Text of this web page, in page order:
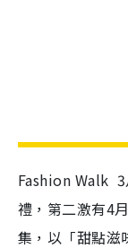
Fashion Walk
禮，第二激有4
集，以「甜點滋